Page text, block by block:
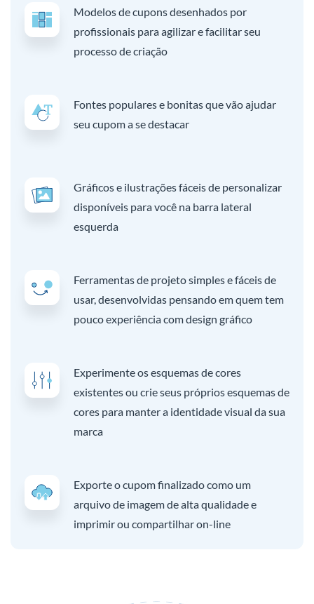
Modelos de cupons desenhados por
profissionais para agilizar e facilitar seu
processo de criação
Fontes populares e bonitas que vão ajudar
seu cupom a se destacar
Gráficos e ilustrações fáceis de personalizar
disponíveis para você na barra lateral
esquerda
Ferramentas de projeto simples e fáceis de
usar, desenvolvidas pensando em quem tem
pouco experiência com design gráfico
Experimente os esquemas de cores
existentes ou crie seus próprios esquemas de
cores para manter a identidade visual da sua
marca
Exporte o cupom finalizado como um
arquivo de imagem de alta qualidade e
imprimir ou compartilhar on-line